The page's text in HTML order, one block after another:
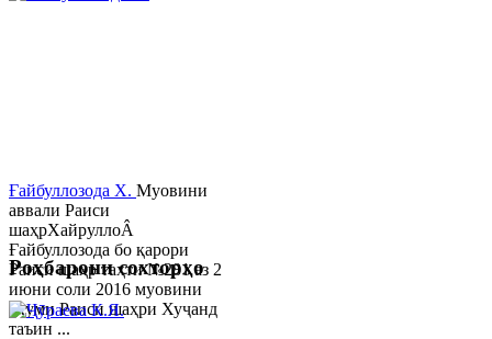
Ғайбуллозода Х. Муовини
аввали Раиси
шаҳрХайруллоÂ
Ғайбуллозода бо қарори
Раиси шаҳр таҳти №281 аз 2
июни соли 2016 муовини
якуми Раиси шаҳри Хуҷанд
таъин ...
Роҳбарони сохторҳо